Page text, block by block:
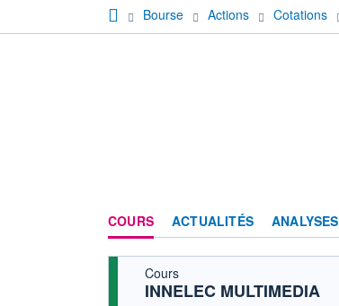
Bourse Actions Cotations
COURS ACTUALITÉS ANALYSES
Cours
INNELEC MULTIMEDIA